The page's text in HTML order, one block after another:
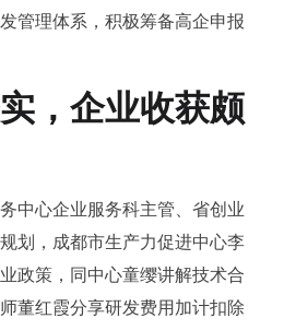
管理体系，积极筹备高企申报
，企业收获颇
中心企业服务科主管、省创业
划，成都市生产力促进中心李
政策，同中心童缨讲解技术合
董红霞分享研发费用加计扣除